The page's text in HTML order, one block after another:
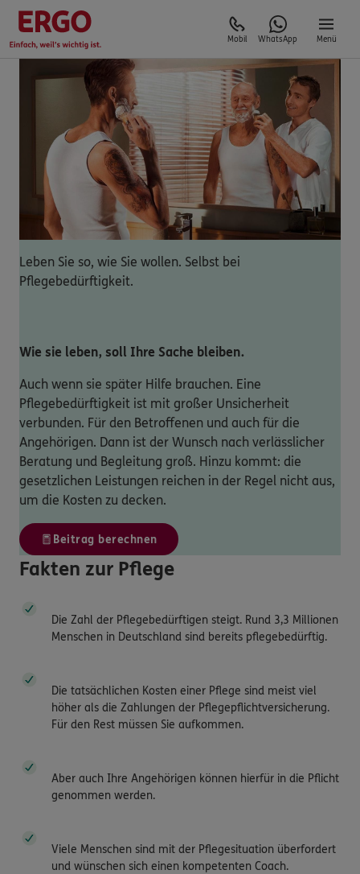
Mobil WhatsApp Menü
Leben Sie so, wie Sie wollen. Selbst bei
Pflegebedürftigkeit.
Wie sie leben, soll Ihre Sache bleiben.
Auch wenn sie später Hilfe brauchen. Eine
Pflegebedürftigkeit ist mit großer Unsicherheit
verbunden. Für den Betroffenen und auch für die
Angehörigen. Dann ist der Wunsch nach verlässlicher
Beratung und Begleitung groß. Hinzu kommt: die
gesetzlichen Leistungen reichen in der Regel nicht aus,
um die Kosten zu decken.
Beitrag berechnen
Fakten zur Pflege
Die Zahl der Pflegebedürftigen steigt. Rund 3,3 Millionen
Menschen in Deutschland sind bereits pflegebedürftig.
Die tatsächlichen Kosten einer Pflege sind meist viel
höher als die Zahlungen der Pflegepflichtversicherung.
Für den Rest müssen Sie aufkommen.
Aber auch Ihre Angehörigen können hierfür in die Pflicht
genommen werden.
Viele Menschen sind mit der Pflegesituation überfordert
und wünschen sich einen kompetenten Coach.